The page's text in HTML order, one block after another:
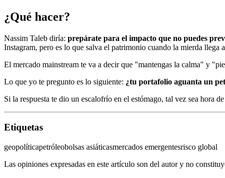
¿Qué hacer?
Nassim Taleb diría: prepárate para el impacto que no puedes
Instagram, pero es lo que salva el patrimonio cuando la mierda llega
El mercado mainstream te va a decir que "mantengas la calma" y
Lo que yo te pregunto es lo siguiente: ¿tu portafolio aguanta un
Si la respuesta te dio un escalofrío en el estómago, tal vez sea hora
Etiquetas
geopolíticapetróleobolsas asiáticasmercados emergentesrisco global
Las opiniones expresadas en este artículo son del autor y no